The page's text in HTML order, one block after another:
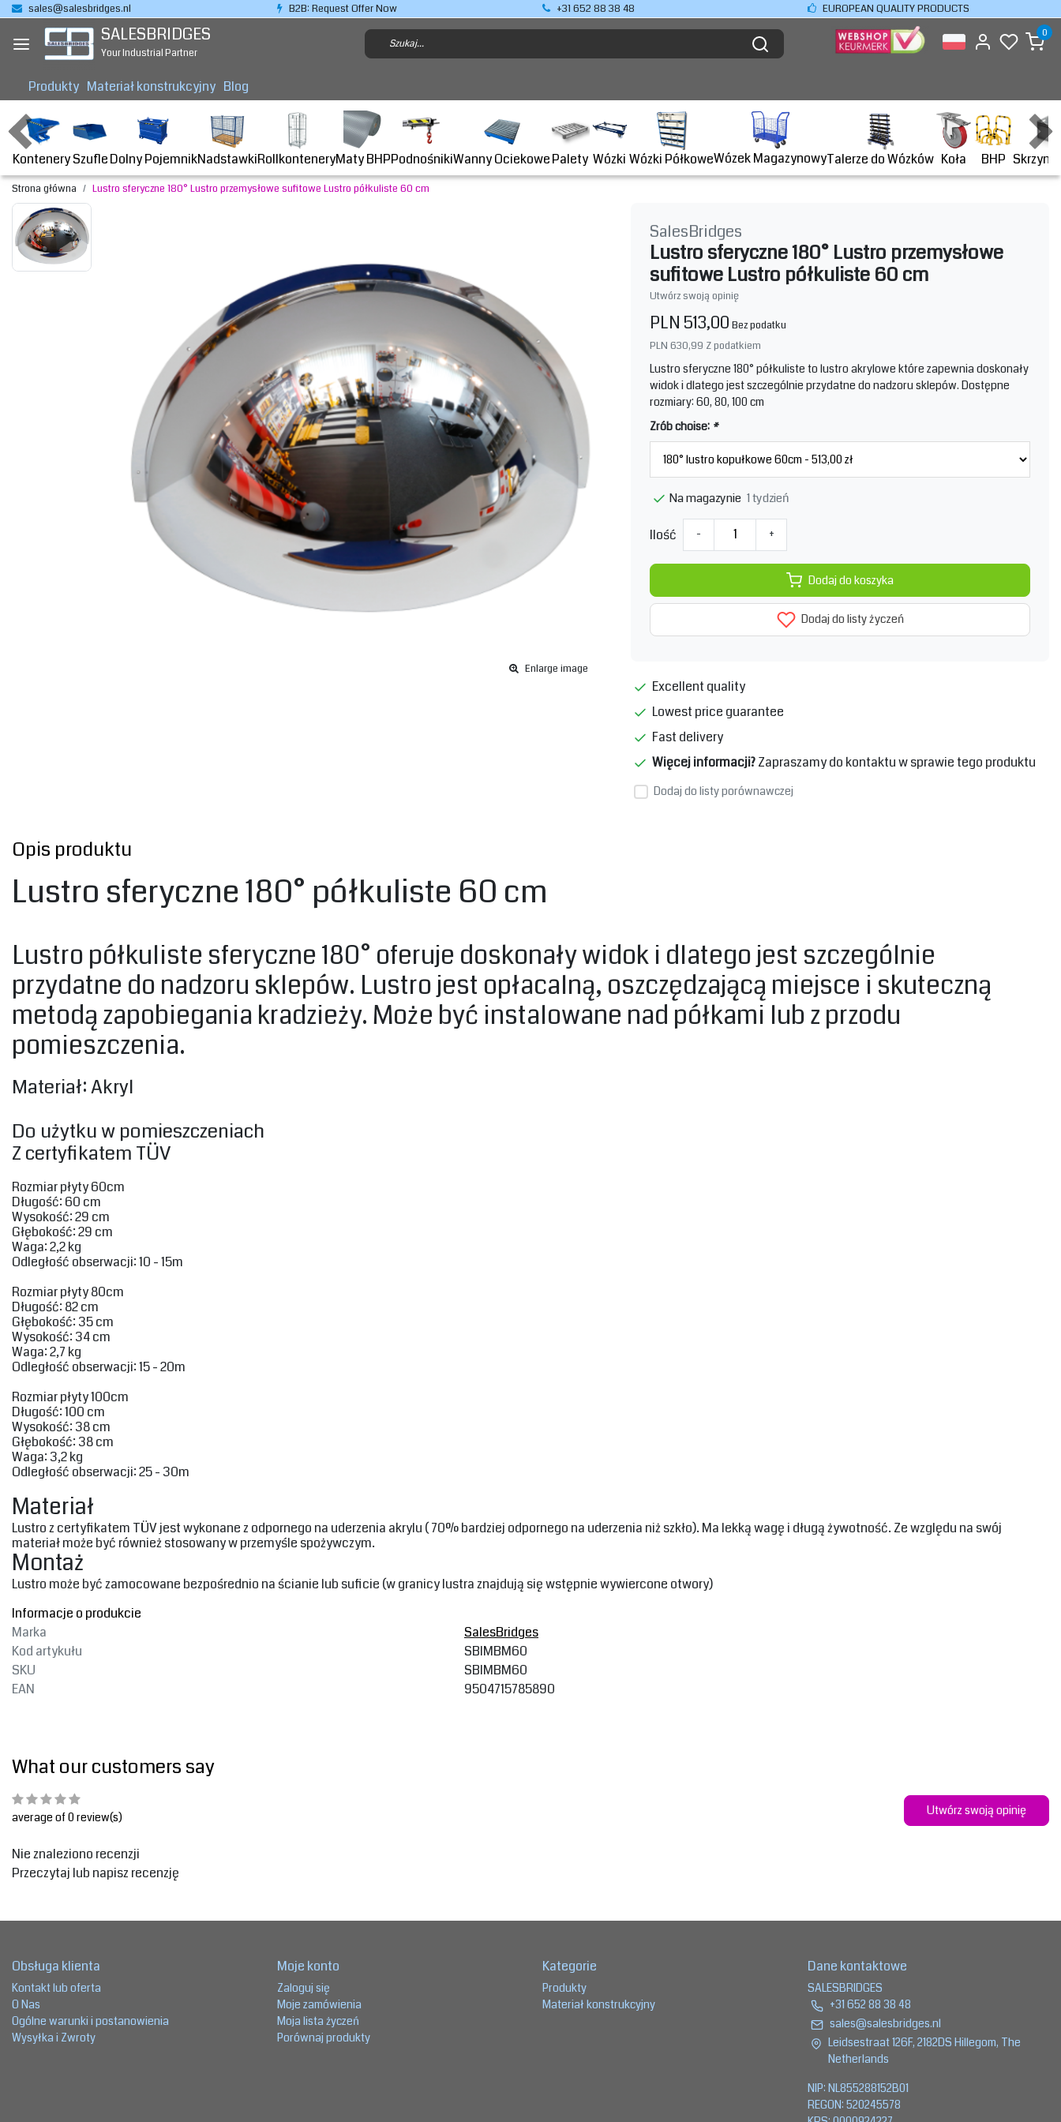
sales@salesbridges.nl B2B: Request Offer Now +31 652 88 38 48 EUROPEAN QUALITY PRODUCTS
SALESBRIDGES
Your Industrial Partner
0
Produkty Materiał konstrukcyjny Blog
KontenerySzufleDolny PojemnikNadstawkiRollkonteneryMaty BHPPodnośnikiWanny OciekowePalety Wózki Wózki PółkoweWózek MagazynowyTalerze do Wózków Koła BHP
Strona główna Lustro sferyczne 180° Lustro przemysłowe sufitowe Lustro półkuliste 60 cm
Enlarge image
SalesBridges
Lustro sferyczne 180° Lustro przemysłowe
sufitowe Lustro półkuliste 60 cm
Utwórz swoją opinię
PLN 513,00 Bez podatku
PLN 630,99 Z podatkiem
Lustro sferyczne 180° półkuliste to lustro akrylowe które zapewnia doskonały
widok i dlatego jest szczególnie przydatne do nadzoru sklepów. Dostępne
rozmiary: 60, 80, 100 cm
Zrób choise: *
Na magazynie 1 tydzień
Ilość - +
Dodaj do koszyka
Dodaj do listy życzeń
Excellent quality
Lowest price guarantee
Fast delivery
Więcej informacji?Zapraszamy do kontaktu w sprawie tego produktu
Dodaj do listy porównawczej
Opis produktu
Lustro sferyczne 180° półkuliste 60 cm
Lustro półkuliste sferyczne 180° oferuje doskonały widok i dlatego jest szczególnie
przydatne do nadzoru sklepów. Lustro jest opłacalną, oszczędzającą miejsce i skuteczną
metodą zapobiegania kradzieży. Może być instalowane nad półkami lub z przodu
pomieszczenia. ‎
‎Materiał: Akryl‎
Do użytku‎ w pomieszczeniach
Z certyfikatem TÜV‎
Rozmiar płyty 60cm‎
‎Długość: 60 cm
Wysokość‎‎: 29 cm
Głębokość: 29 cm
Waga‎: 2,2 kg
‎Odległość obserwacji‎: 10 - 15m‎
‎Rozmiar płyty 80cm‎
‎Długość: 82 cm
Głębokość: 35 cm
Wysokość‎‎: 34 cm
Waga‎‎: 2,7 kg
‎Odległość obserwacji‎: 15 - 20m‎
‎Rozmiar płyty 100cm‎
‎Długość: 100 cm
Wysokość‎: 38 cm
Głębokość‎‎: 38 cm
Waga‎: 3,2 kg‎
‎Odległość obserwacji: 25 - 30m‎
‎Materiał‎
‎Lustro z certyfikatem TÜV jest wykonane z odpornego na uderzenia akrylu ( 70% bardziej odpornego na uderzenia niż szkło). Ma lekką wagę i długą żywotność. Ze względu na swój
materiał może być również stosowany w przemyśle spożywczym. ‎
Montaż
‎Lustro może być zamocowane bezpośrednio na ścianie lub suficie (w granicy lustra znajdują się wstępnie wywiercone otwory)
Informacje o produkcie
Marka
SalesBridges
Kod artykułu
SBIMBM60
SKU
SBIMBM60
EAN
9504715785890
What our customers say
average of 0 review(s) Utwórz swoją opinię
Nie znaleziono recenzji
Przeczytaj lub napisz recenzję
Obsługa klienta
Kontakt lub oferta
O Nas
Ogólne warunki i postanowienia
Wysyłka i Zwroty
Moje konto
Zaloguj się
Moje zamówienia
Moja lista życzeń
Porównaj produkty
Kategorie
Produkty
Materiał konstrukcyjny
Dane kontaktowe
SALESBRIDGES
+31 652 88 38 48
sales@salesbridges.nl
Leidsestraat 126F, 2182DS Hillegom, The
Netherlands
NIP: NL855288152B01
REGON: 520245578